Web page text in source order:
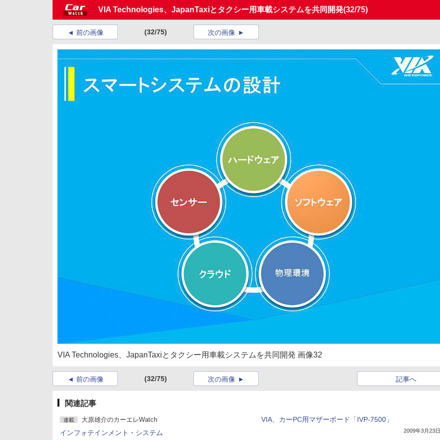
VIA Technologies、JapanTaxiとタクシー用車載システムを共同開発(32/75)
前の画像 (32/75) 次の画像
VIA Technologies、JapanTaxiとタクシー用車載システムを共同開発 画像32
前の画像 (32/75) 記事へ
次の画像
関連記事
連載 大原雄介のカーエレWatch
インフォテインメント・システム
VIA、カーPC用マザーボード「IVP-7500」
2009年3月23日